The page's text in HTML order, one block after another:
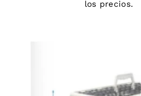
los precios.